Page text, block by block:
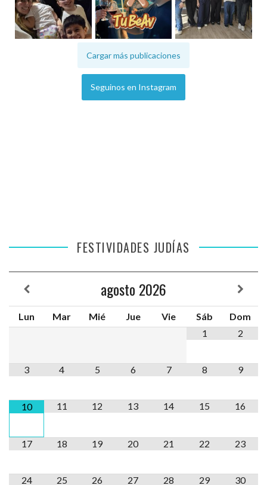
Cargar más publicaciones
Seguinos en Instagram
FESTIVIDADES JUDÍAS
agosto 2026
Lun Mar Mié Jue Vie Sáb
Dom
1
2
3 4 5 6 7 8 9
10 11 12 13 14 15 16
17 18 19 20 21 22 23
24 25 26 27 28 29 30